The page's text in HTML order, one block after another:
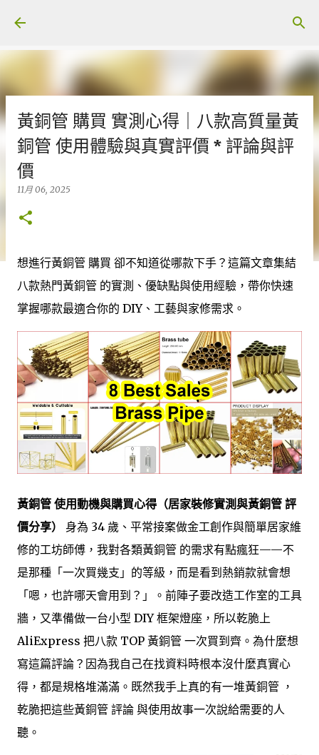
黃銅管 購買 實測心得｜八款高質量黃
銅管 使用體驗與真實評價 * 評論與評
價
11月 06, 2025
想進行黃銅管 購買 卻不知道從哪款下手？這篇文章集結
八款熱門黃銅管 的實測、優缺點與使用經驗，帶你快速
掌握哪款最適合你的 DIY、工藝與家修需求。
黃銅管 使用動機與購買心得（居家裝修實測與黃銅管 評
價分享）
身為 34 歲、平常接案做金工創作與簡單居家維
修的工坊師傅，我對各類黃銅管 的需求有點瘋狂——不
是那種「一次買幾支」的等級，而是看到熱銷款就會想
「嗯，也許哪天會用到？」。前陣子要改造工作室的工具
牆，又準備做一台小型 DIY 框架燈座，所以乾脆上
AliExpress 把八款 TOP 黃銅管 一次買到齊。為什麼想
寫這篇評論？因為我自己在找資料時根本沒什麼真實心
得，都是規格堆滿滿。既然我手上真的有一堆黃銅管 ，
乾脆把這些黃銅管 評論 與使用故事一次說給需要的人
聽。